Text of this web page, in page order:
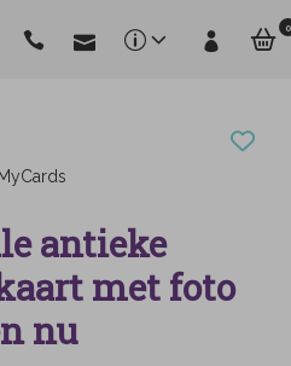
0
MyCards
antieke
met foto
nu